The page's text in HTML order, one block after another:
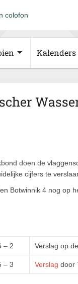
colofon
Kalenders
doen de
cijfers te
Botwinnik 4 nog op
– 2 Verslag op
– 3 Verslag door